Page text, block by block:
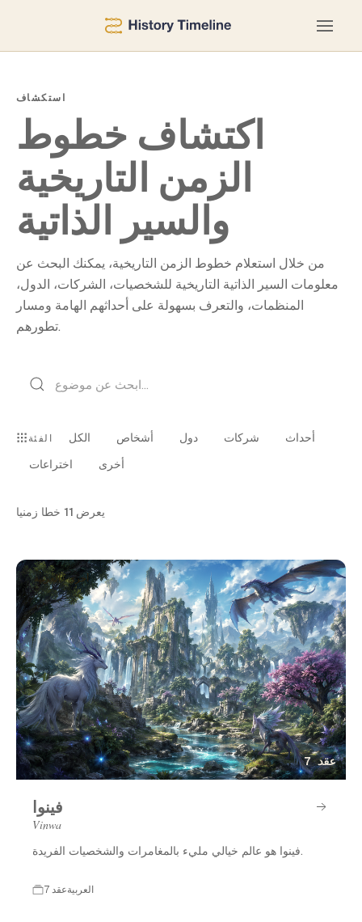
استكشاف
اكتشاف خطوط
الزمن التاريخية
والسير الذاتية
من خلال استعلام خطوط الزمن التاريخية، يمكنك البحث عن
معلومات السير الذاتية التاريخية للشخصيات، الشركات، الدول،
المنظمات، والتعرف بسهولة على أحداثهم الهامة ومسار
تطورهم.
الفئة الكل أشخاص دول شركات
أحداث
اختراعات
أخرى
يعرض 11 خطا زمنيا
أخرى · العربية
7 عقد
فينوا
Vinwa
فينوا هو عالم خيالي مليء بالمغامرات والشخصيات الفريدة.
7 عقدالعربية